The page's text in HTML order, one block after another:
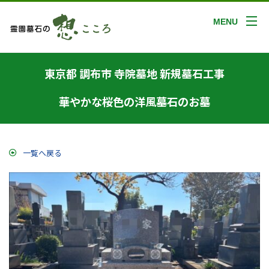
MENU
東京都 調布市 寺院墓地 新規墓石工事
華やかな桜色の洋風墓石のお墓
一覧へ戻る